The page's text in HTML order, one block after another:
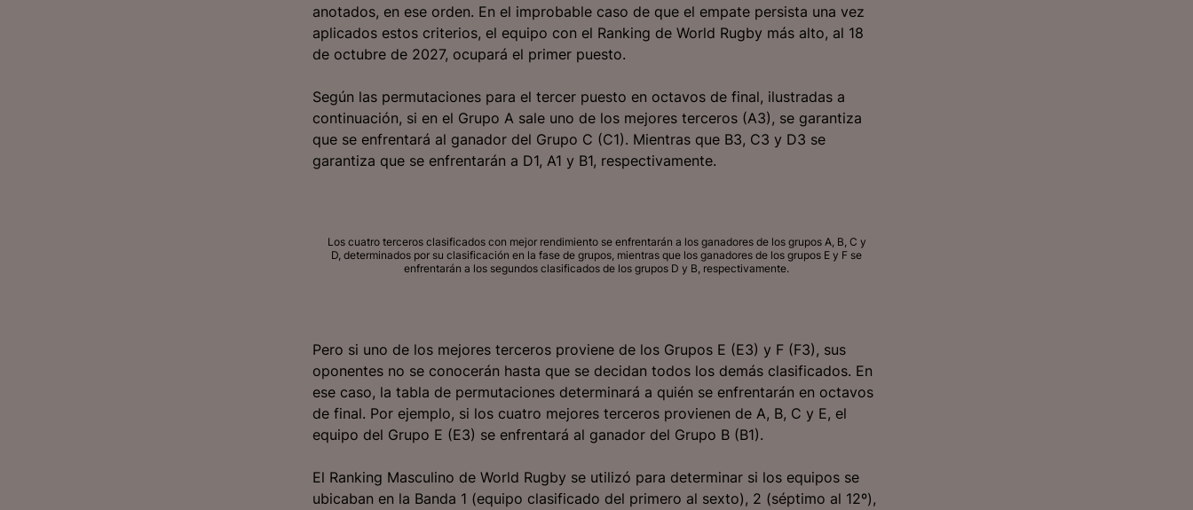
anotados, en ese orden. En el improbable caso de que el empate persista una vez
aplicados estos criterios, el equipo con el Ranking de World Rugby más alto, al 18
de octubre de 2027, ocupará el primer puesto.
Según las permutaciones para el tercer puesto en octavos de final, ilustradas a
continuación, si en el Grupo A sale uno de los mejores terceros (A3), se garantiza
que se enfrentará al ganador del Grupo C (C1). Mientras que B3, C3 y D3 se
garantiza que se enfrentarán a D1, A1 y B1, respectivamente.
Los cuatro terceros clasificados con mejor rendimiento se enfrentarán a los ganadores de los grupos A, B, C y
D, determinados por su clasificación en la fase de grupos, mientras que los ganadores de los grupos E y F se
enfrentarán a los segundos clasificados de los grupos D y B, respectivamente.
Pero si uno de los mejores terceros proviene de los Grupos E (E3) y F (F3), sus
oponentes no se conocerán hasta que se decidan todos los demás clasificados. En
ese caso, la tabla de permutaciones determinará a quién se enfrentarán en octavos
de final. Por ejemplo, si los cuatro mejores terceros provienen de A, B, C y E, el
equipo del Grupo E (E3) se enfrentará al ganador del Grupo B (B1).
El Ranking Masculino de World Rugby se utilizó para determinar si los equipos se
ubicaban en la Banda 1 (equipo clasificado del primero al sexto), 2 (séptimo al 12º),